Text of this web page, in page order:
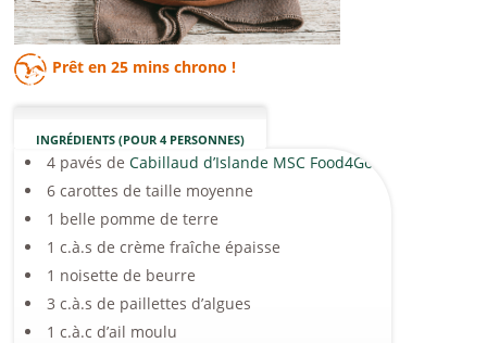
Prêt en25 mins chrono !
INGRÉDIENTS (POUR 4 PERSONNES)
4 pavés deCabillaud d’Islande MSC Food4Good
6 carottes de taille moyenne
1 belle pomme de terre
1 c.à.s de crème fraîche épaisse
1 noisette de beurre
3 c.à.s de paillettes d’algues
1 c.à.c d’ail moulu